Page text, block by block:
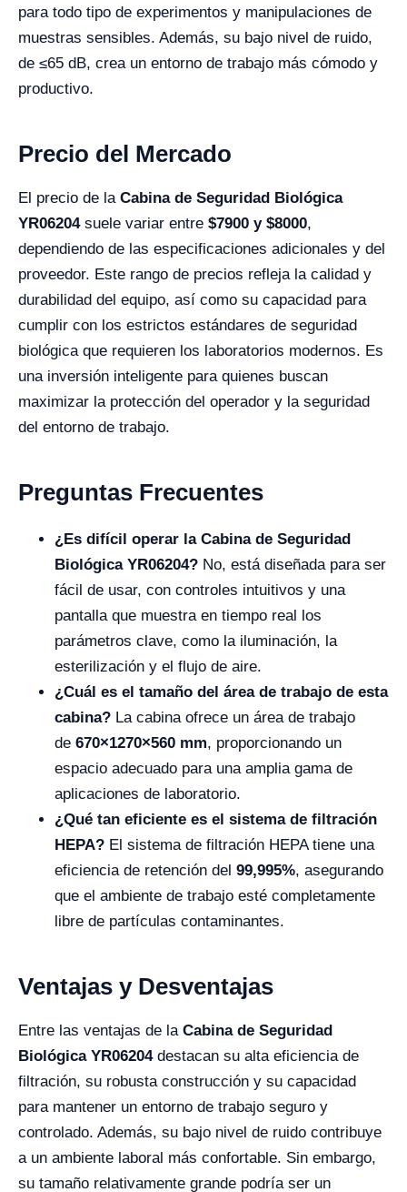
para todo tipo de experimentos y manipulaciones de
muestras sensibles. Además, su bajo nivel de ruido,
de ≤65 dB, crea un entorno de trabajo más cómodo y
productivo.
Precio del Mercado
El precio de la Cabina de Seguridad Biológica
YR06204suele variar entre $7900 y $8000,
dependiendo de las especificaciones adicionales y del
proveedor. Este rango de precios refleja la calidad y
durabilidad del equipo, así como su capacidad para
cumplir con los estrictos estándares de seguridad
biológica que requieren los laboratorios modernos. Es
una inversión inteligente para quienes buscan
maximizar la protección del operador y la seguridad
del entorno de trabajo.
Preguntas Frecuentes
¿Es difícil operar la Cabina de Seguridad
Biológica YR06204? No, está diseñada para ser
fácil de usar, con controles intuitivos y una
pantalla que muestra en tiempo real los
parámetros clave, como la iluminación, la
esterilización y el flujo de aire.
¿Cuál es el tamaño del área de trabajo de esta
cabina? La cabina ofrece un área de trabajo
de 670×1270×560 mm, proporcionando un
espacio adecuado para una amplia gama de
aplicaciones de laboratorio.
¿Qué tan eficiente es el sistema de filtración
HEPA? El sistema de filtración HEPA tiene una
eficiencia de retención del 99,995%, asegurando
que el ambiente de trabajo esté completamente
libre de partículas contaminantes.
Ventajas y Desventajas
Entre las ventajas de la Cabina de Seguridad
Biológica YR06204destacan su alta eficiencia de
filtración, su robusta construcción y su capacidad
para mantener un entorno de trabajo seguro y
controlado. Además, su bajo nivel de ruido contribuye
a un ambiente laboral más confortable. Sin embargo,
su tamaño relativamente grande podría ser un